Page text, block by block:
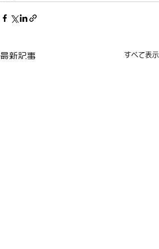
最新記事 すべて表示